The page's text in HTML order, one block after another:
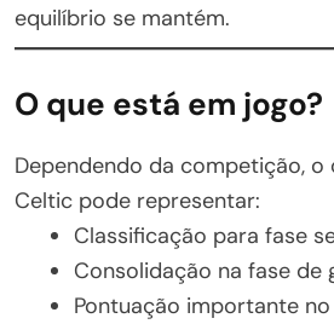
equilíbrio se mantém.
O que está em jogo?
Dependendo da competição,
Celtic pode representar:
Classificação para fase
Consolidação na fase de
Pontuação importante